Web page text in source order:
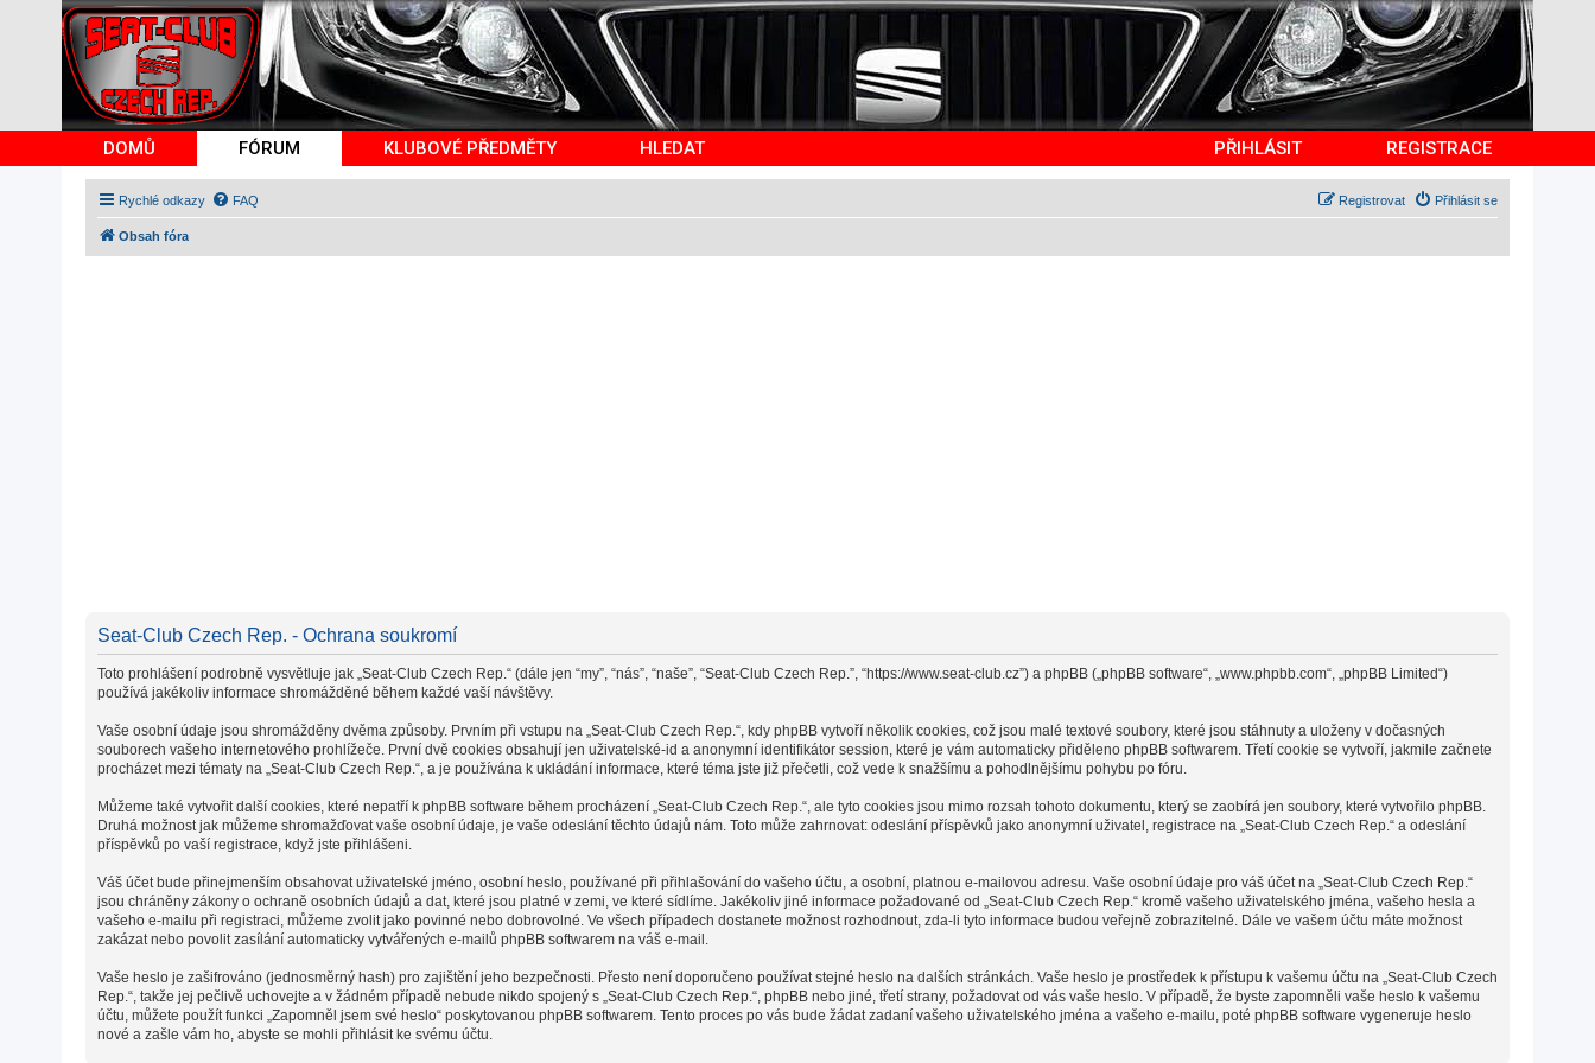
DOMŮ FÓRUM KLUBOVÉ PŘEDMĚTY HLEDAT PŘIHLÁSIT REGISTRACE
Rychlé odkazy FAQ Přihlásit se
Registrovat
Obsah fóra
Seat-Club Czech Rep. - Ochrana soukromí
Toto prohlášení podrobně vysvětluje jak „Seat-Club Czech Rep.“ (dále jen “my”, “nás”, “naše”, “Seat-Club Czech Rep.”, “https://www.seat-club.cz”) a phpBB („phpBB software“, „www.phpbb.com“, „phpBB Limited“)
používá jakékoliv informace shromážděné během každé vaší návštěvy.
Vaše osobní údaje jsou shromážděny dvěma způsoby. Prvním při vstupu na „Seat-Club Czech Rep.“, kdy phpBB vytvoří několik cookies, což jsou malé textové soubory, které jsou stáhnuty a uloženy v dočasných
souborech vašeho internetového prohlížeče. První dvě cookies obsahují jen uživatelské-id a anonymní identifikátor session, které je vám automaticky přiděleno phpBB softwarem. Třetí cookie se vytvoří, jakmile začnete
procházet mezi tématy na „Seat-Club Czech Rep.“, a je používána k ukládání informace, které téma jste již přečetli, což vede k snažšímu a pohodlnějšímu pohybu po fóru.
Můžeme také vytvořit další cookies, které nepatří k phpBB software během procházení „Seat-Club Czech Rep.“, ale tyto cookies jsou mimo rozsah tohoto dokumentu, který se zaobírá jen soubory, které vytvořilo phpBB.
Druhá možnost jak můžeme shromažďovat vaše osobní údaje, je vaše odeslání těchto údajů nám. Toto může zahrnovat: odeslání příspěvků jako anonymní uživatel, registrace na „Seat-Club Czech Rep.“ a odeslání
příspěvků po vaší registrace, když jste přihlášeni.
Váš účet bude přinejmenším obsahovat uživatelské jméno, osobní heslo, používané při přihlašování do vašeho účtu, a osobní, platnou e-mailovou adresu. Vaše osobní údaje pro váš účet na „Seat-Club Czech Rep.“
jsou chráněny zákony o ochraně osobních údajů a dat, které jsou platné v zemi, ve které sídlíme. Jakékoliv jiné informace požadované od „Seat-Club Czech Rep.“ kromě vašeho uživatelského jména, vašeho hesla a
vašeho e-mailu při registraci, můžeme zvolit jako povinné nebo dobrovolné. Ve všech případech dostanete možnost rozhodnout, zda-li tyto informace budou veřejně zobrazitelné. Dále ve vašem účtu máte možnost
zakázat nebo povolit zasílání automaticky vytvářených e-mailů phpBB softwarem na váš e-mail.
Vaše heslo je zašifrováno (jednosměrný hash) pro zajištění jeho bezpečnosti. Přesto není doporučeno používat stejné heslo na dalších stránkách. Vaše heslo je prostředek k přístupu k vašemu účtu na „Seat-Club Czech
Rep.“, takže jej pečlivě uchovejte a v žádném případě nebude nikdo spojený s „Seat-Club Czech Rep.“, phpBB nebo jiné, třetí strany, požadovat od vás vaše heslo. V případě, že byste zapomněli vaše heslo k vašemu
účtu, můžete použít funkci „Zapomněl jsem své heslo“ poskytovanou phpBB softwarem. Tento proces po vás bude žádat zadaní vašeho uživatelského jména a vašeho e-mailu, poté phpBB software vygeneruje heslo
nové a zašle vám ho, abyste se mohli přihlásit ke svému účtu.